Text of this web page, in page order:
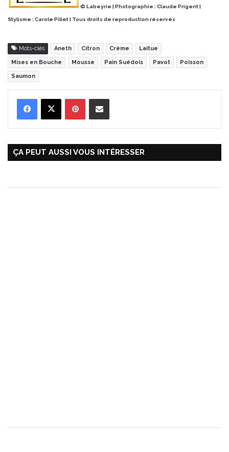
© Labeyrie | Photographie : Claude Prigent |
Stylisme : Carole Pillet | Tous droits de reproduction réservés
Mots-clés Aneth Citron Crème Laitue
Mises en Bouche Mousse Pain Suédois Pavot Poisson
Saumon
ÇA PEUT AUSSI VOUS INTÉRESSER